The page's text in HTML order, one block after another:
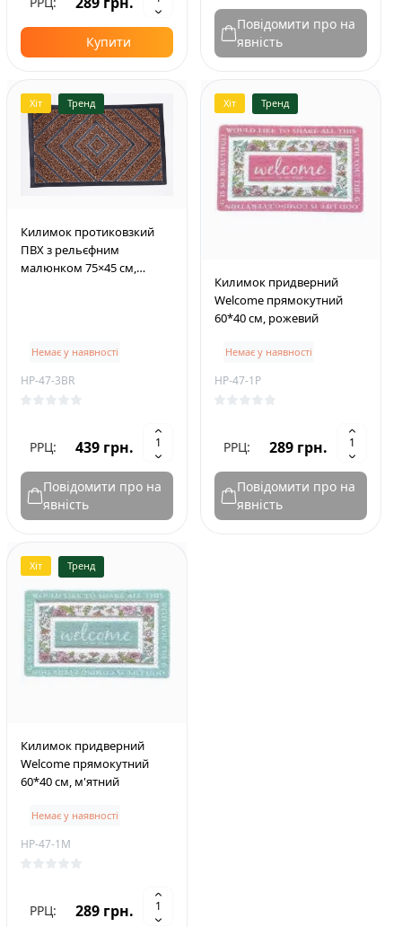
Купити
Повідомити про на
явність
Хіт Тренд
Килимок протиковзкий
ПВХ з рельєфним
малюнком 75×45 см,
Немає у наявності
HP-47-3BR
РРЦ: 439 грн.
Повідомити про на
явність
Хіт Тренд
Килимок придверний
Welcome прямокутний
60*40 см, рожевий
Немає у наявності
HP-47-1P
РРЦ: 289 грн.
Повідомити про на
явність
Хіт Тренд
Килимок придверний
Welcome прямокутний
60*40 см, м'ятний
Немає у наявності
HP-47-1M
РРЦ: 289 грн.